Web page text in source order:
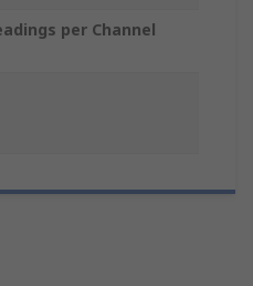
per Channel